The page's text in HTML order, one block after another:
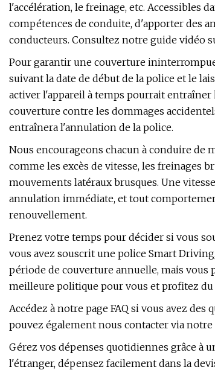
l'accélération, le freinage, etc. Accessibles
compétences de conduite, d'apporter des
conducteurs. Consultez notre guide vidéo
Pour garantir une couverture
suivant la date de début de la police et le
activer l'appareil à temps pourrait
couverture contre les dommages
entraînera l'annulation de la police.
Nous encourageons chacun à conduire de
comme les excès de vitesse, les freinages
mouvements latéraux brusques. Une
annulation immédiate, et tout
renouvellement.
Prenez votre temps pour décider si vous
vous avez souscrit une police Smart
période de couverture annuelle, mais vous
meilleure politique pour vous et profitez du
Accédez à notre page FAQ si vous avez
pouvez également nous contacter via
Gérez vos dépenses quotidiennes grâce à
l'étranger, dépensez facilement dans la